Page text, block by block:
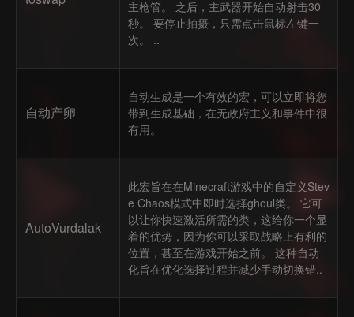
主枪管。 之后，主武器开始自动射击30
秒。 要停止拍摄，只需点击鼠标左键一
次。 ..
自动产卵
自动生成是一个有效的宏，可以立即将您
带到生成基础，在无政府主义和事件中很
有用。
AutoVurdalak
此宏旨在在Minecraft游戏中的自定义Stev
e Chaos模式中即时选择ghoul类。 它可
以让你快速激活所需的类，这给你一个显
着的优势，因为你可以采取战略上有利的
位置，甚至在游戏开始之前。 这种自动
化旨在优化选择过程并减少手动切换错..